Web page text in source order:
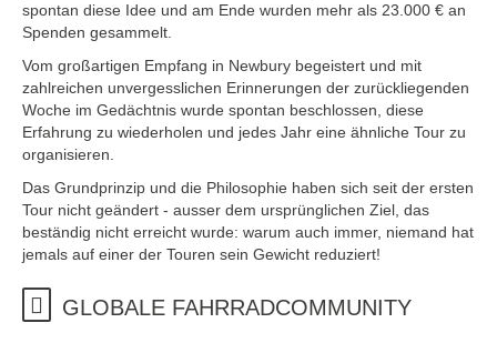
spontan diese Idee und am Ende wurden mehr als 23.000 € an
Spenden gesammelt.
Vom großartigen Empfang in Newbury begeistert und mit
zahlreichen unvergesslichen Erinnerungen der zurückliegenden
Woche im Gedächtnis wurde spontan beschlossen, diese
Erfahrung zu wiederholen und jedes Jahr eine ähnliche Tour zu
organisieren.
Das Grundprinzip und die Philosophie haben sich seit der ersten
Tour nicht geändert - ausser dem ursprünglichen Ziel, das
beständig nicht erreicht wurde: warum auch immer, niemand hat
jemals auf einer der Touren sein Gewicht reduziert!
GLOBALE FAHRRADCOMMUNITY